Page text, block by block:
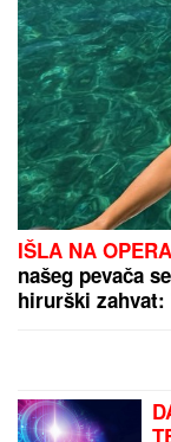
TAMARA
ZA BIVŠEG
"Verujem da bi